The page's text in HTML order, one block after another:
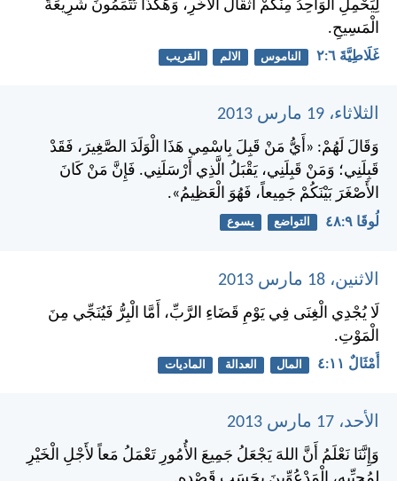
لِيَحْمِلِ الْوَاحِدُ مِنْكُمْ أَثْقَالَ الآخَرِ، وَهَكَذَا تُتَمِّمُونَ شَرِيعَةَ
الْمَسِيحِ.
غَلَاطِيَّةَ ٦:‏٢ الناموس الالم القريب
الثلاثاء، 19 مارس 2013
وَقَالَ لَهُمْ: «أَيُّ مَنْ قَبِلَ بِاسْمِي هَذَا الْوَلَدَ الصَّغِيرَ، فَقَدْ
قَبِلَنِي؛ وَمَنْ قَبِلَنِي، يَقْبَلُ الَّذِي أَرْسَلَنِي. فَإِنَّ مَنْ كَانَ
الأَصْغَرَ بَيْنَكُمْ جَمِيعاً، فَهُوَ الْعَظِيمُ».
لُوقَا ٩:‏٤٨ التواضع يسوع
الاثنين، 18 مارس 2013
لَا يُجْدِي الْغِنَى فِي يَوْمِ قَضَاءِ الرَّبِّ، أَمَّا الْبِرُّ فَيُنَجِّي مِنَ
الْمَوْتِ.
أَمْثَالٌ ١١:‏٤ المال العدالة الماديات
الأحد، 17 مارس 2013
وَإِنَّنَا نَعْلَمُ أَنَّ اللهَ يَجْعَلُ جَمِيعَ الأُمُورِ تَعْمَلُ مَعاً لأَجْلِ الْخَيْرِ